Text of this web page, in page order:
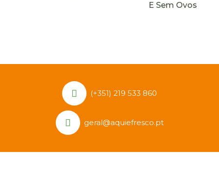
E Sem Ovos
(+351) 219 533 860
geral@aquiefresco.pt